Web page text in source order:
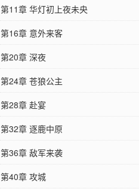
第11章 华灯初上夜未央
第16章 意外来客
第20章 深夜
第24章 苍狼公主
第28章 赴宴
第32章 逐鹿中原
第36章 敌军来袭
第40章 攻城